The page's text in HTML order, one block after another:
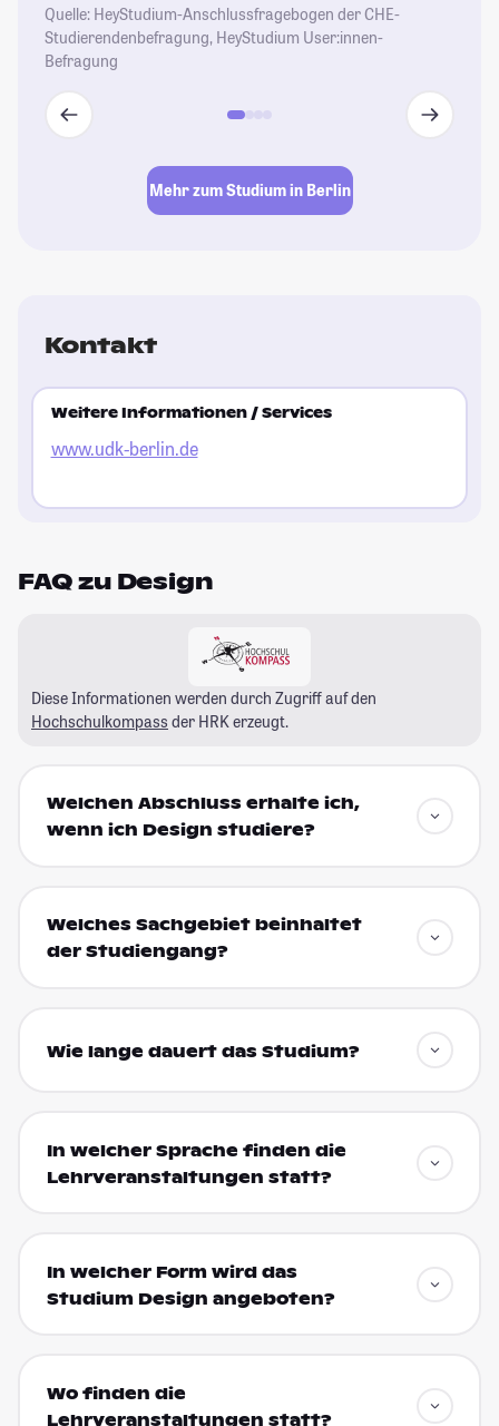
Quelle: HeyStudium-Anschlussfragebogen der CHE-
Studierendenbefragung, HeyStudium User:innen-
Befragung
Mehr zum Studium in Berlin
Kontakt
Weitere Informationen / Services
www.udk-berlin.de
FAQ zu Design
Diese Informationen werden durch Zugriff auf den
Hochschulkompass der HRK erzeugt.
Welchen Abschluss erhalte ich,
wenn ich Design studiere?
Welches Sachgebiet beinhaltet
der Studiengang?
Wie lange dauert das Studium?
In welcher Sprache finden die
Lehrveranstaltungen statt?
In welcher Form wird das
Studium Design angeboten?
Wo finden die
Lehrveranstaltungen statt?